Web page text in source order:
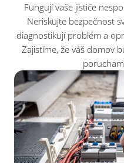
Fungují vaše jističe
Neriskujte bezpečnost
diagnostikují problém a
Zajistíme, že váš domov